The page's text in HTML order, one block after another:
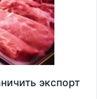
экспорт